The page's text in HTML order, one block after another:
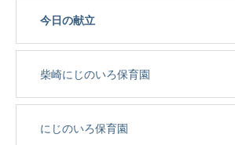
今日の献立
柴崎にじのいろ保育園
にじのいろ保育園